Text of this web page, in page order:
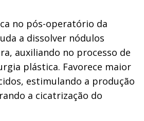
no pós-operatório da
a dissolver nódulos
auxiliando no processo de
plástica. Favorece maior
estimulando a produção
a cicatrização do